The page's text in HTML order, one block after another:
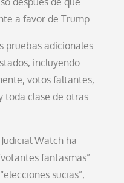
a favor de Trump.
pruebas adicionales
incluyendo
votos faltantes,
toda clase de otras
Watch ha
fantasmas”
sucias”,